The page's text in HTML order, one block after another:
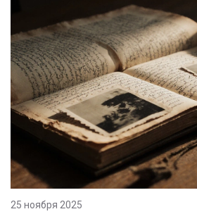
25 ноября 2025